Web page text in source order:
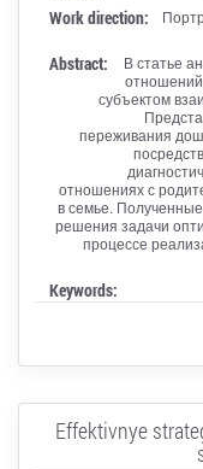
Work direction:
Abstract:
В статье
субъектом
переживания
отношениях с
в семье.
решения задачи
процессе
Keywords:
Effektivnye